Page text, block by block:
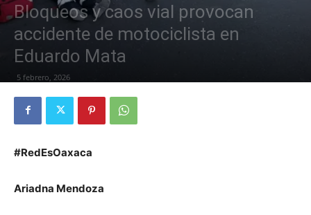
Bloqueos y caos vial provocan
accidente de motociclista en
Eduardo Mata
5 febrero, 2026
#RedEsOaxaca
Ariadna Mendoza